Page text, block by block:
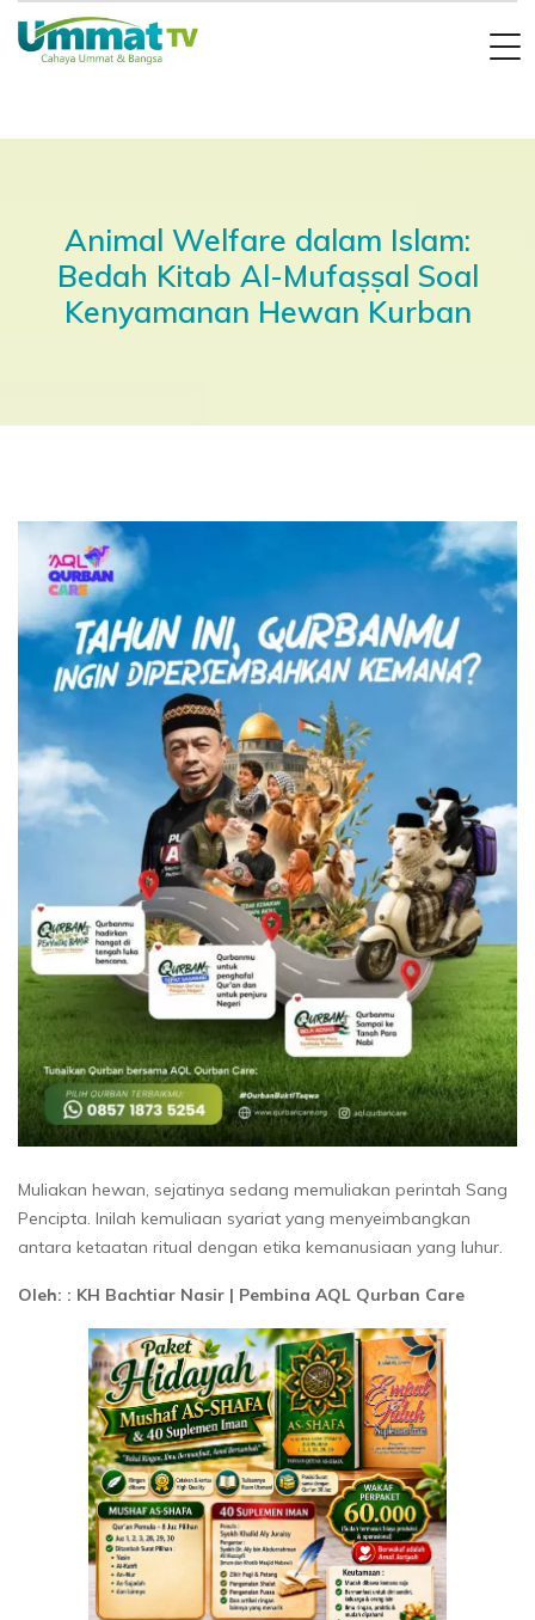
Animal Welfare dalam Islam:
Bedah Kitab Al-Mufaṣṣal Soal
Kenyamanan Hewan Kurban
Muliakan hewan, sejatinya sedang memuliakan perintah Sang
Pencipta. Inilah kemuliaan syariat yang menyeimbangkan
antara ketaatan ritual dengan etika kemanusiaan yang luhur.
Oleh: : KH Bachtiar Nasir | Pembina AQL Qurban Care